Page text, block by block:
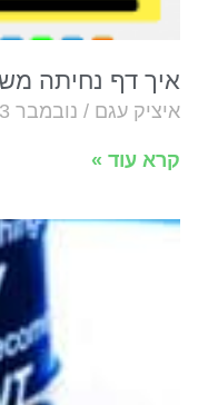
איך דף נחיתה
איציק עגם נובמבר 13, 2018
קרא עוד »